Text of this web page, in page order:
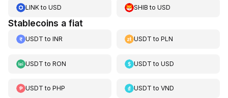
LINKto USD SHIB toUSD
Stablecoins a fiat
USDT to INR USDT toPLN
USDT to RON USDT toUSD
USDT to PHP USDT toVND